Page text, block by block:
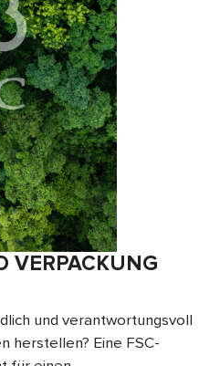
VERPACKUNG
und verantwortungsvoll
herstellen? Eine FSC-